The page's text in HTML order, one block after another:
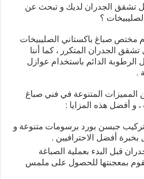
تشقق الجدران لديك و تبحث عن
؟
مختص صباغ باكستاني الصليبيخات
الجدران المتكرر ، كما أننا
الدائم باستخدام عوازل
.
المميزات المتنوعة في فني صباغ
و أفضل هذه المزايا :
تركيب جبسن بورد برسومات متنوعة و
أفضل الاحترافيين .
قبل البدء بعملية الصباغة
نقوم بمعجنتها للحصول على ملمس